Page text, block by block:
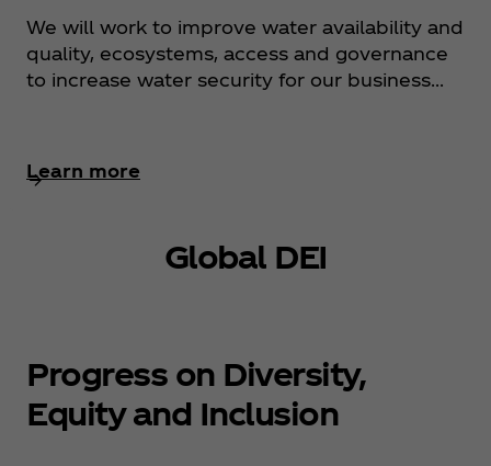
We will work to improve water availability and
quality, ecosystems, access and governance
to increase water security for our business...
Learn more
Global DEI
Progress on Diversity,
Equity and Inclusion